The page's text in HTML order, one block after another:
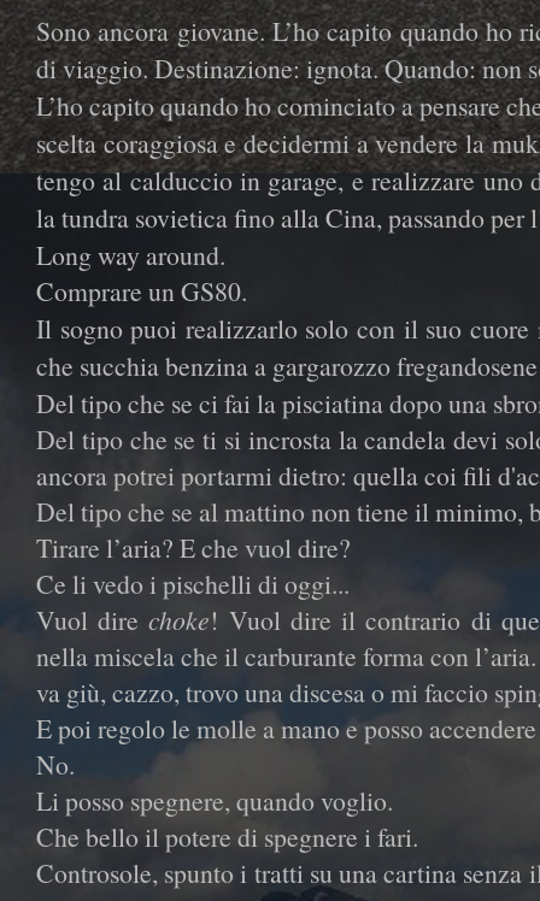
Sono ancora giovane. L’ho capito quando ho
di viaggio. Destinazione: ignota. Quando: non
L’ho capito quando ho cominciato a pensare
scelta coraggiosa e decidermi a vendere la
tengo al calduccio in garage, e realizzare
la tundra sovietica fino alla Cina, passando
Long way around.
Comprare un GS80.
Il sogno puoi realizzarlo solo con il suo
che succhia benzina a gargarozzo
Del tipo che se ci fai la pisciatina dopo una
Del tipo che se ti si incrosta la candela devi
ancora potrei portarmi dietro: quella coi fili
Del tipo che se al mattino non tiene il minimo,
Tirare l’aria? E che vuol dire?
Ce li vedo i pischelli di oggi...
Vuol direchoke! Vuol dire il contrario di
nella miscela che il carburante forma con
va giù, cazzo, trovo una discesa o mi faccio
E poi regolo le molle a mano e posso
No.
Li posso spegnere, quando voglio.
Che bello il potere di spegnere i fari.
Controsole, spunto i tratti su una cartina